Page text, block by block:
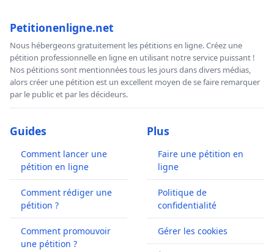
Petitionenligne.net
Nous hébergeons gratuitement les pétitions en ligne. Créez une
pétition professionnelle en ligne en utilisant notre service puissant !
Nos pétitions sont mentionnées tous les jours dans divers médias,
alors créer une pétition est un excellent moyen de se faire remarquer
par le public et par les décideurs.
Guides
Comment lancer une
pétition en ligne
Comment rédiger une
pétition ?
Comment promouvoir
une pétition ?
Plus
Faire une pétition en
ligne
Politique de
confidentialité
Gérer les cookies